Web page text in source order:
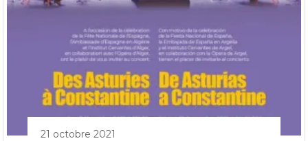
21 octobre 2021